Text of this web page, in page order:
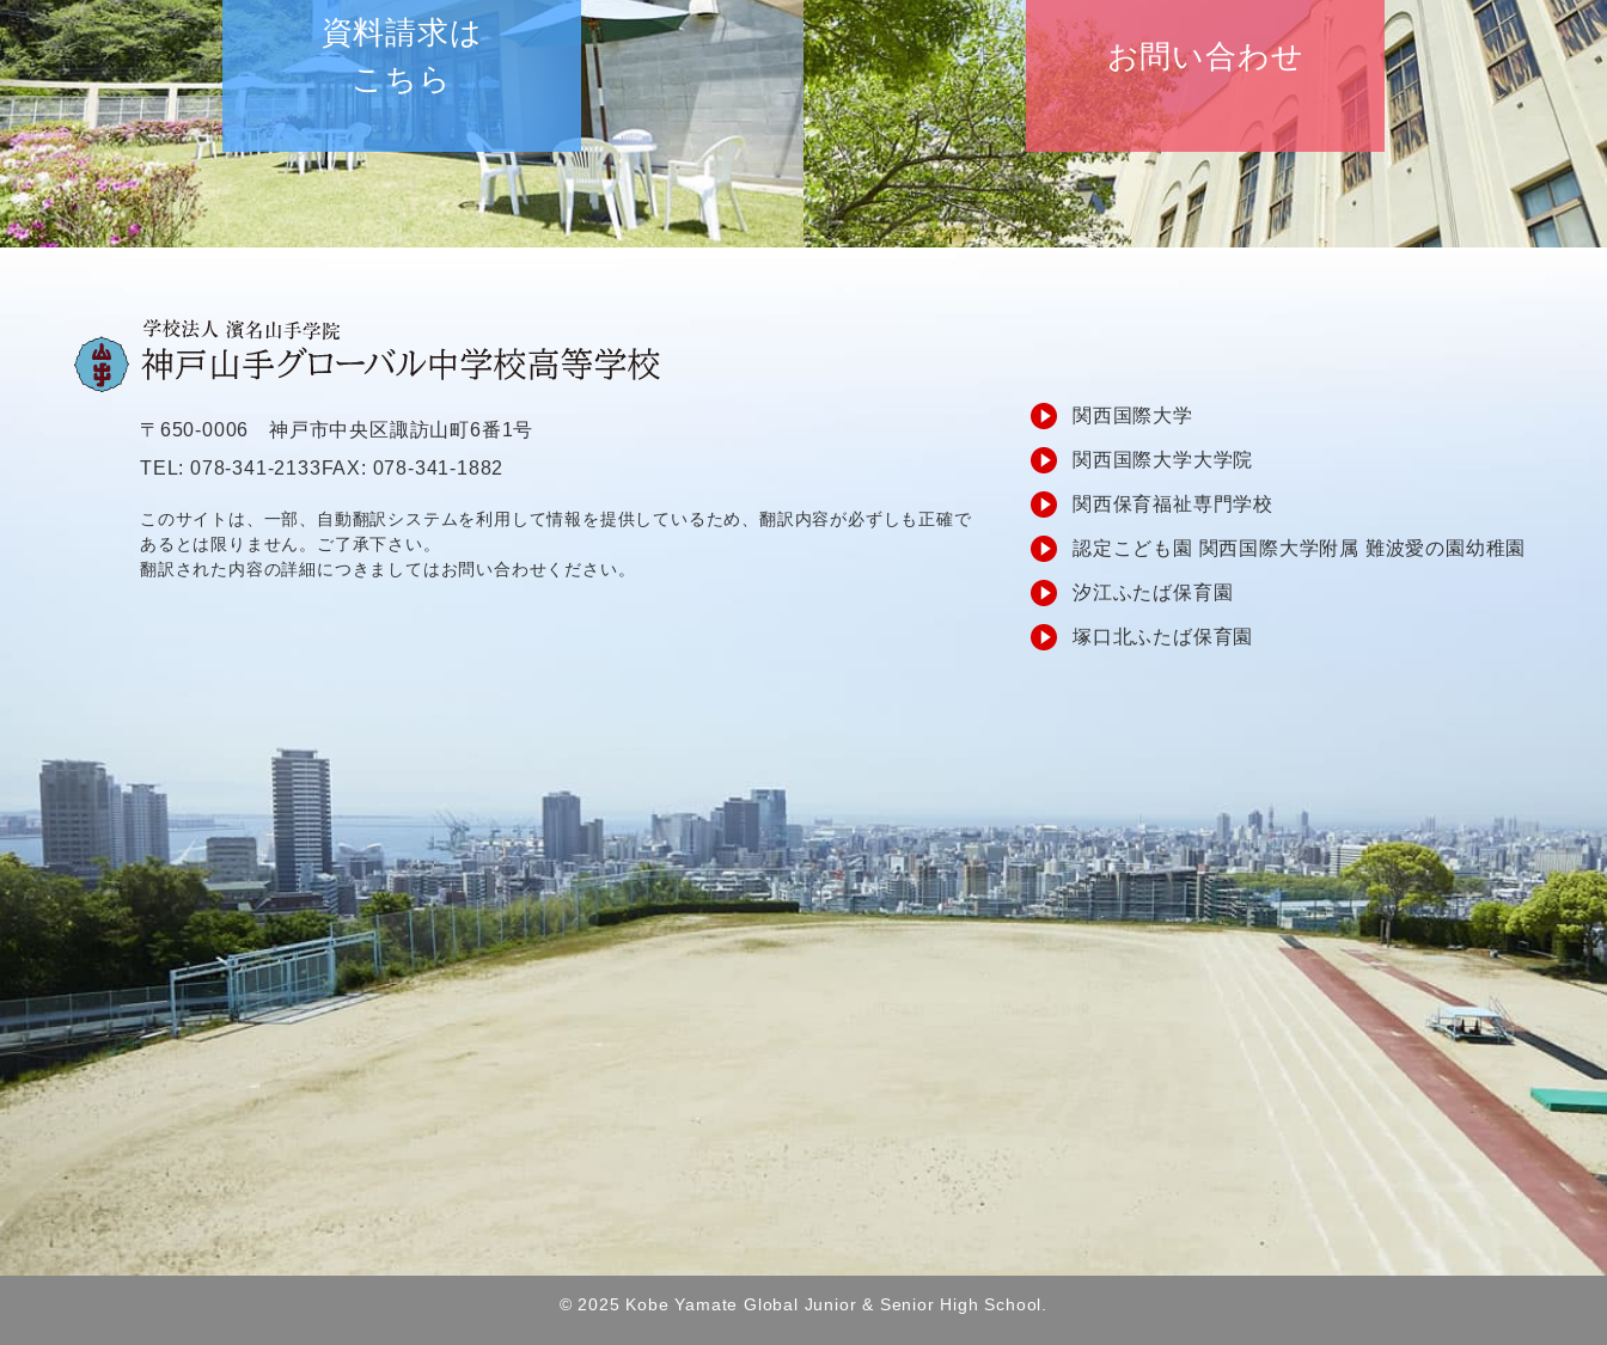
資料請求は
こちら
お問い合わせ
関西国際大学
関西国際大学大学院
関西保育福祉専門学校
認定こども園 関西国際大学附属 難波愛の園幼稚園
汐江ふたば保育園
塚口北ふたば保育園
〒650-0006 神戸市中央区諏訪山町6番1号
TEL: 078-341-2133FAX: 078-341-1882
このサイトは、一部、自動翻訳システムを利用して情報を提供しているため、翻訳内容が必ずしも正確で
あるとは限りません。ご了承下さい。
翻訳された内容の詳細につきましてはお問い合わせください。
© 2025 Kobe Yamate Global Junior & Senior High School.